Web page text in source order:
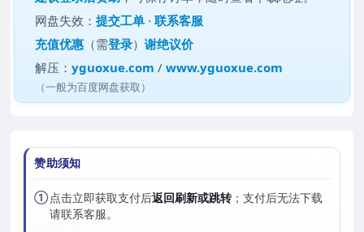
网盘失效：提交工单 ·联系客服
充值优惠 （需登录）谢绝议价
解压：yguoxue.com /www.yguoxue.com
（一般为百度网盘获取）
赞助须知
①点击立即获取支付后返回刷新或跳转；支付后无法下载
请联系客服。